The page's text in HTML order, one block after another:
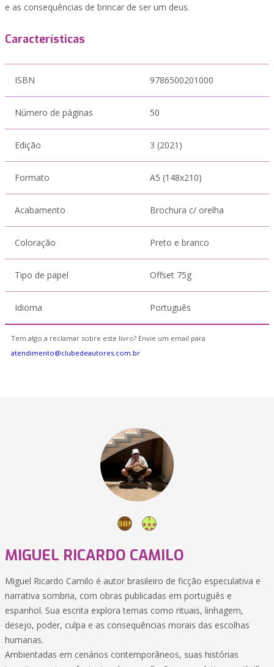
e as consequências de brincar de ser um deus.
Características
ISBN 9786500201000
Número de páginas 50
Edição 3 (2021)
Formato A5 (148x210)
Acabamento Brochura c/ orelha
Coloração Preto e branco
Tipo de papel Offset 75g
Idioma Português
Tem algo a reclamar sobre este livro? Envie um email para
atendimento@clubedeautores.com.br
MIGUEL RICARDO CAMILO
Miguel Ricardo Camilo é autor brasileiro de ficção especulativa e
narrativa sombria, com obras publicadas em português e
espanhol. Sua escrita explora temas como rituais, linhagem,
desejo, poder, culpa e as consequências morais das escolhas
humanas.
Ambientadas em cenários contemporâneos, suas histórias